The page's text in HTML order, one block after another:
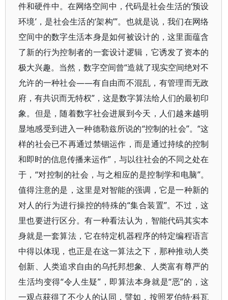
件和硬件中。在网络空间中，代码是社会生活的‘预设
环境’，是社会生活的‘架构’”。也就是说，我们在网络
空间中的数字生活本身是如何被设计的，这里面蕴含
了新的行为控制者的一套设计逻辑，它诱发了资本的
极大兴趣。当然，数字空间曾“造就了现实空间绝对不
允许的一种社会——有自由而不混乱，有管理而无政
府，有共识而无特权”，这是数字算法给人们的最初印
象。但是，随着数字社会进展到今天，人们越来越明
显地感受到进入一种德勒兹所说的“控制的社会”。“这
样的社会已不再通过禁锢运作，而是通过持续的控制
和即时的信息传播来运作”，与以往社会的不同之处在
于，“对控制的社会，与之相应的是控制学和电脑”。
值得注意的是，这里是对智能的强调，它是一种新的
对人的行为进行操控的特殊的“集合装置”。不过，这
里也要进行区分。有一种看法认为，智能代码其实本
身就是一套算法，它在特定机器程序的特定编程语言
中得以体现，也正是在这一算法之下，那种推动人类
创新、人类追求自由的乌托邦想象、人类富有尊严的
生活均变得“令人生疑”，即算法本身就是“恶”的，这
一观点获得了不少人的认同，譬如，按照罗伯特·科瓦